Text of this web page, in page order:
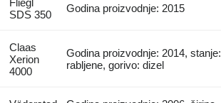
SDS 350
Godina proizvodnje: 2015
Claas
Xerion
4000
Godina proizvodnje: 2014, stanje:
rabljene, gorivo: dizel